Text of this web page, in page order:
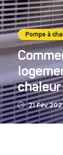
Pompe à
chaleur
21 Fév